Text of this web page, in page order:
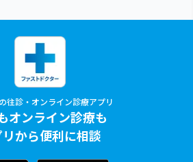
往診・オンライン診療アプリ
オンライン診療も
リから便利に相談